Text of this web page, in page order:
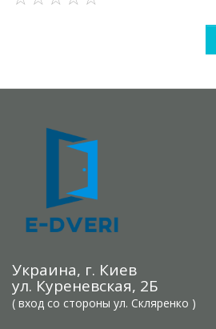
Украина, г. Киев
ул. Куреневская, 2Б
( вход со стороны ул. Скляренко )